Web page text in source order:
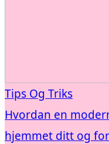
Tips Og Triks
Hvordan en
hjemmet ditt og